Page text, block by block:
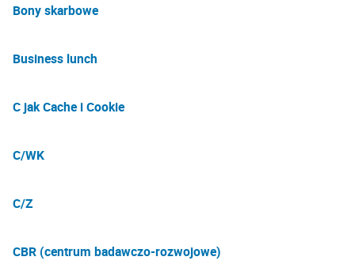
Bony skarbowe
Business lunch
C jak Cache i Cookie
C/WK
C/Z
CBR (centrum badawczo-rozwojowe)